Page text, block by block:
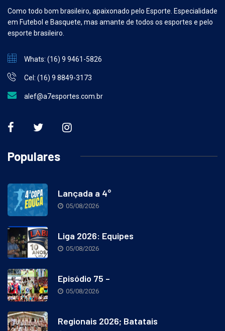
Como todo bom brasileiro, apaixonado pelo Esporte. Especialidade
em Futebol e Basquete, mas amante de todos os esportes e pelo
esporte brasileiro.
Whats: (16) 9 9461-5826
Cel: (16) 9 8849-3173
alef@a7esportes.com.br
Populares
Lançada a 4°
05/08/2026
Liga 2026: Equipes
05/08/2026
Episódio 75 –
05/08/2026
Regionais 2026; Batatais